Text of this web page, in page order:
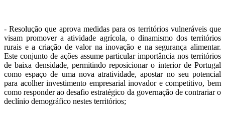
- Resolução que aprova medidas para os territórios vulneráveis que
visam promover a atividade agrícola, o dinamismo dos territórios
rurais e a criação de valor na inovação e na segurança alimentar.
Este conjunto de ações assume particular importância nos territórios
de baixa densidade, permitindo reposicionar o interior de Portugal
como espaço de uma nova atratividade, apostar no seu potencial
para acolher investimento empresarial inovador e competitivo, bem
como responder ao desafio estratégico da governação de contrariar o
declínio demográfico nestes territórios;